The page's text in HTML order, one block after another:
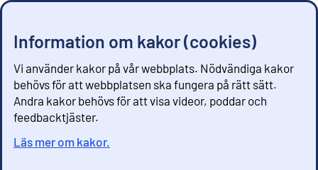
Information om kakor (cookies)
Vi använder kakor på vår webbplats. Nödvändiga kakor
behövs för att webbplatsen ska fungera på rätt sätt.
Andra kakor behövs för att visa videor, poddar och
feedbacktjäster.
Läs mer om kakor.